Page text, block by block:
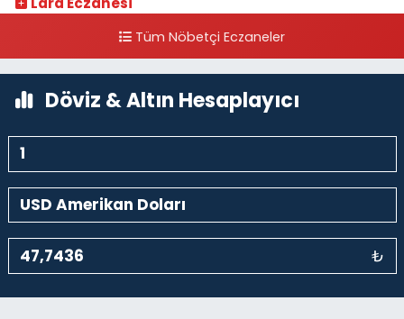
HASTANESİ KARŞISI
Tüm Nöbetçi Eczaneler
Döviz & Altın Hesaplayıcı
₺